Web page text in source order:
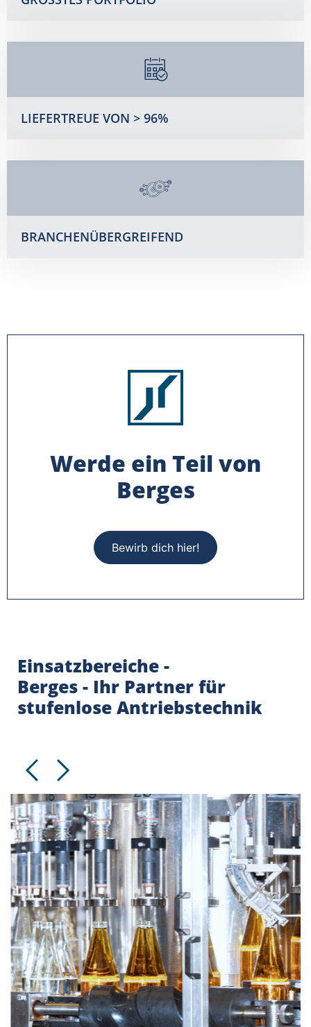
LIEFERTREUE VON > 96%
BRANCHENÜBERGREIFEND
Werde ein Teil von
Berges
Bewirb dich hier!
Einsatzbereiche -
Berges - Ihr Partner für
stufenlose Antriebstechnik